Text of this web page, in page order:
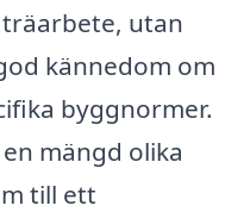
utan
kännedom om
byggnormer.
mängd olika
till ett